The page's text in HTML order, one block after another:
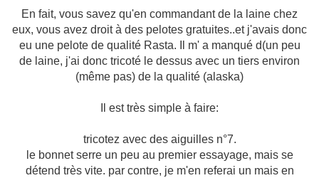
En fait, vous savez qu'en commandant de la laine chez
eux, vous avez droit à des pelotes gratuites..et j'avais donc
eu une pelote de qualité Rasta. Il m' a manqué d(un peu
de laine, j'ai donc tricoté le dessus avec un tiers environ
(même pas) de la qualité (alaska)
Il est très simple à faire:
tricotez avec des aiguilles n°7.
le bonnet serre un peu au premier essayage, mais se
détend très vite. par contre, je m'en referai un mais en